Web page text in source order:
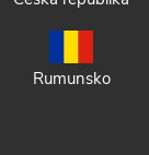
Rumunsko